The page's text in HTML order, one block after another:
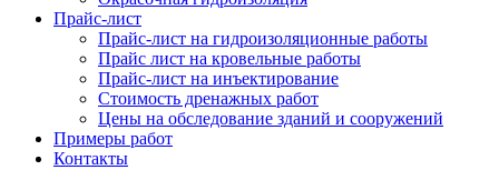
Прайс-лист
Прайс-лист на гидроизоляционные работы
Прайс лист на кровельные работы
Прайс-лист на инъектирование
Стоимость дренажных работ
Цены на обследование зданий и сооружений
Примеры работ
Контакты